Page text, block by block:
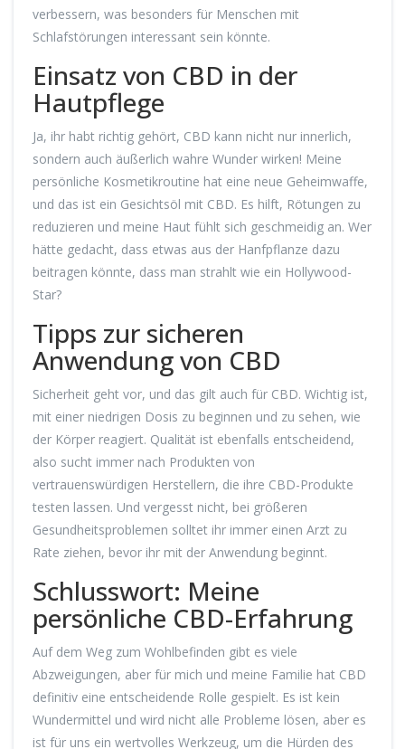
verbessern, was besonders für Menschen mit
Schlafstörungen interessant sein könnte.
Einsatz von CBD in der
Hautpflege
Ja, ihr habt richtig gehört, CBD kann nicht nur innerlich,
sondern auch äußerlich wahre Wunder wirken! Meine
persönliche Kosmetikroutine hat eine neue Geheimwaffe,
und das ist ein Gesichtsöl mit CBD. Es hilft, Rötungen zu
reduzieren und meine Haut fühlt sich geschmeidig an. Wer
hätte gedacht, dass etwas aus der Hanfpflanze dazu
beitragen könnte, dass man strahlt wie ein Hollywood-
Star?
Tipps zur sicheren
Anwendung von CBD
Sicherheit geht vor, und das gilt auch für CBD. Wichtig ist,
mit einer niedrigen Dosis zu beginnen und zu sehen, wie
der Körper reagiert. Qualität ist ebenfalls entscheidend,
also sucht immer nach Produkten von
vertrauenswürdigen Herstellern, die ihre CBD-Produkte
testen lassen. Und vergesst nicht, bei größeren
Gesundheitsproblemen solltet ihr immer einen Arzt zu
Rate ziehen, bevor ihr mit der Anwendung beginnt.
Schlusswort: Meine
persönliche CBD-Erfahrung
Auf dem Weg zum Wohlbefinden gibt es viele
Abzweigungen, aber für mich und meine Familie hat CBD
definitiv eine entscheidende Rolle gespielt. Es ist kein
Wundermittel und wird nicht alle Probleme lösen, aber es
ist für uns ein wertvolles Werkzeug, um die Hürden des